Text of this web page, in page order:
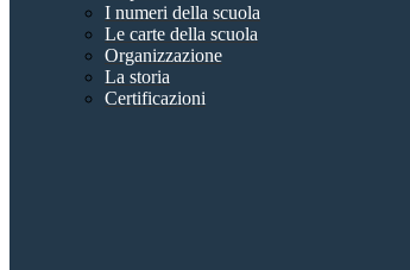
I numeri della scuola
Le carte della scuola
Organizzazione
La storia
Certificazioni